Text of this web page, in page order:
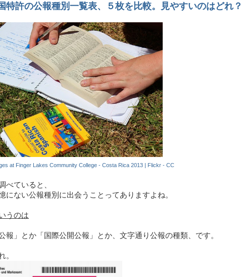
特許の公報種別一覧表、５枚を比較。見やすいのはどれ？
at Finger Lakes Community College - Costa Rica 2013 | Flickr - CC
べていると、
にない公報種別に出会うことってありますよね。
うのは
報」とか「国際公開公報」とか、文字通り公報の種類、です。
。